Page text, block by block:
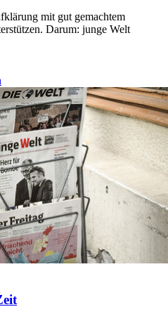
mit gut gemachtem
Darum: junge Welt